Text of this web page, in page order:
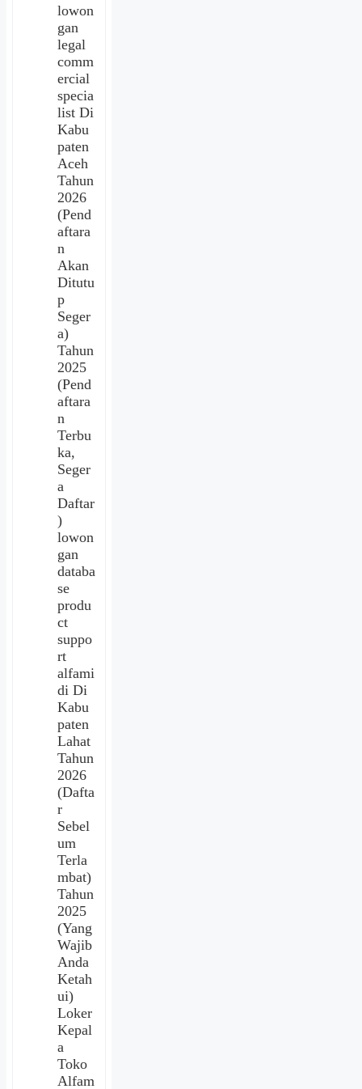
lowon
gan
legal
comm
ercial
specia
list Di
Kabu
paten
Aceh
Tahun
2026
(Pend
aftara
n
Akan
Ditutu
p
Seger
a)
Tahun
2025
(Pend
aftara
n
Terbu
ka,
Seger
a
Daftar
)
lowon
gan
databa
se
produ
ct
suppo
rt
alfami
di Di
Kabu
paten
Lahat
Tahun
2026
(Dafta
r
Sebel
um
Terla
mbat)
Tahun
2025
(Yang
Wajib
Anda
Ketah
ui)
Loker
Kepal
a
Toko
Alfam